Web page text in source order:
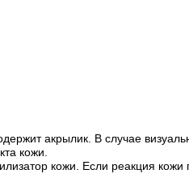
акрылик. В случае
кожи.
кожи. Если реакция кожи